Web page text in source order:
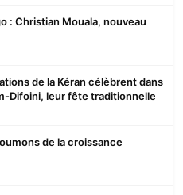
: Christian Mouala, nouveau
de la Kéran célèbrent dans
Difoini, leur fête traditionnelle
de la croissance